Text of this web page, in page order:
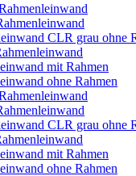
CLR grau ohne
mit Rahmen
ohne Rahmen
CLR grau ohne
mit Rahmen
ohne Rahmen